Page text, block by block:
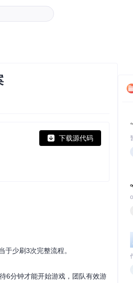
下载源代码
少刷3次完整流程。
6分钟才能开始游戏，团队有效游